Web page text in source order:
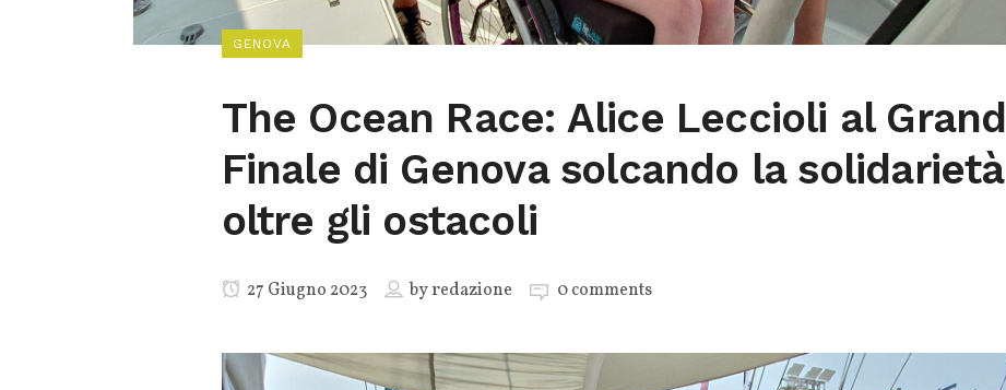
GENOVA
The Ocean Race: Alice Leccioli al Grand
Finale di Genova solcando la solidarietà
oltre gli ostacoli
27 Giugno 2023 byredazione 0 comments